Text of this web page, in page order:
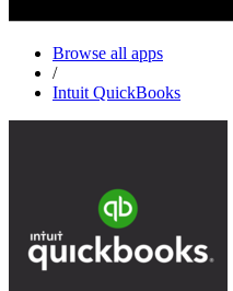
Browse all apps
/
Intuit QuickBooks